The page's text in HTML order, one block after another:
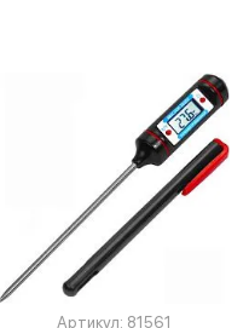
Артикул: 81561